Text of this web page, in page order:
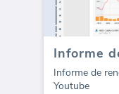
Informe de
Youtube